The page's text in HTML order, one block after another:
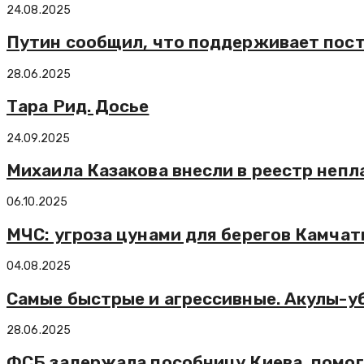
24.08.2025
Путин сообщил, что поддерживает
28.06.2025
Тара Рид. Досье
24.09.2025
Михаила Казакова внесли в реестр
06.10.2025
МЧС: угроза цунами для берегов
04.08.2025
Самые быстрые и агрессивные. Акулы-
28.06.2025